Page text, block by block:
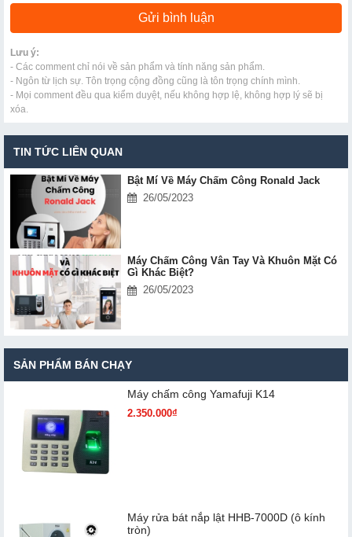
Lưu ý:
- Các comment chỉ nói về sản phẩm và tính năng sản phẩm.
- Ngôn từ lịch sự. Tôn trọng cộng đồng cũng là tôn trọng chính mình.
- Mọi comment đều qua kiểm duyệt, nếu không hợp lệ, không hợp lý sẽ bị
xóa.
TIN TỨC LIÊN QUAN
Bật Mí Về Máy Chấm Công Ronald Jack
26/05/2023
Máy Chấm Công Vân Tay Và Khuôn Mặt Có
Gì Khác Biệt?
26/05/2023
SẢN PHẨM BÁN CHẠY
Máy chấm cô​ng Yamafuji K14
2.350.000₫
Máy rửa bát nắp lật HHB-7000D (ô kính
tròn)